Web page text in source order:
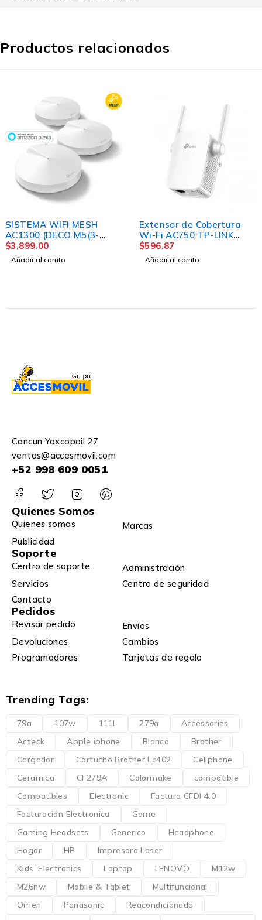
Productos relacionados
MAS VENDIDO
Extensor de Cobertura
Wi-Fi AC750 TP-LINK
RE205
$596.87
Añadir al carrito
MAS VENDIDO
SISTEMA WIFI MESH
AC1200 DECO M4(2-
PACK) PARA
EN TODO EL HOGAR
$2,042.00
Añadir al carrito
Cancun Yaxcopoil 27
ventas@accesmovil.com
+52 998 609 0051
Quienes Somos
Quienes somos
Marcas
Publicidad
Soporte
Centro de soporte
Administración
Servicios
Centro de seguridad
Contacto
Pedidos
Revisar pedido
Envios
Devoluciones
Cambios
Programadores
Tarjetas de regalo
Trending Tags:
79a 107w 111L 279a
Accessories
Acteck
Apple iphone Blanco
Brother
Cargador
Cartucho Brother Lc402
Cellphone
Ceramica
CF279A Colormake
compatible
Compatibles
Electronic
Factura CFDI 4.0
Facturación Electronica
Game
Gaming Headsets
Generico
Headphone
Hogar
HP
Impresora Laser
Kids' Electronics
Laptop LENOVO
M12w
M26nw
Mobile & Tablet
Multifuncional
Omen
Panasonic
Reacondicionado